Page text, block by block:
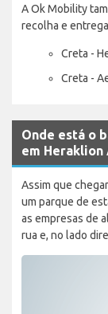
A Ok Mobility
recolha e
Creta -
Creta -
Onde está o
em
Assim que
um parque de
as empresas de
rua e, no lado